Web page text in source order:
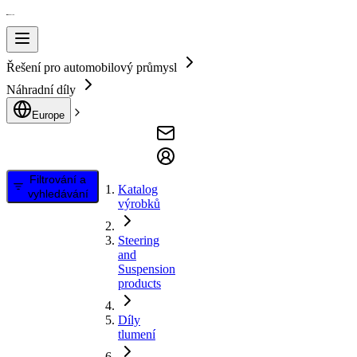
Řešení pro automobilový průmysl
Náhradní díly
Europe
Filtrování a
vyhledávání
Katalog
výrobků
Steering
and
Suspension
products
Díly
tlumení